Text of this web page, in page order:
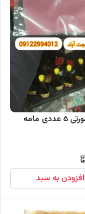
ورق سویا صورتی ۵ عددی مامه
افزودن به سبد